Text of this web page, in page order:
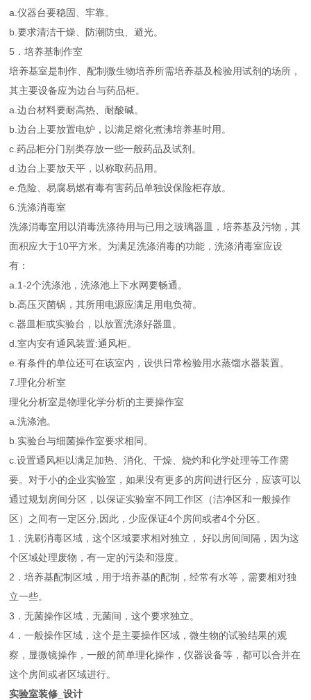
a.仪器台要稳固、牢靠。
b.要求清洁干燥、防潮防虫、避光。
5．培养基制作室
培养基室是制作、配制微生物培养所需培养基及检验用试剂的场所，
其主要设备应为边台与药品柜。
a.边台材料要耐高热、耐酸碱。
b.边台上要放置电炉，以满足熔化煮沸培养基时用。
c.药品柜分门别类存放一些一般药品及试剂。
d.边台上要放天平，以称取药品用。
e.危险、易腐易燃有毒有害药品单独设保险柜存放。
6.洗涤消毒室
洗涤消毒室用以消毒洗涤待用与已用之玻璃器皿，培养基及污物，其
面积应大于10平方米。为满足洗涤消毒的功能，洗涤消毒室应设
有：
a.1-2个洗涤池，洗涤池上下水网要畅通。
b.高压灭菌锅，其所用电源应满足用电负荷。
c.器皿柜或实验台，以放置洗涤好器皿。
d.室内安有通风装置:通风柜。
e.有条件的单位还可在该室内，设供日常检验用水蒸馏水器装置。
7.理化分析室
理化分析室是物理化学分析的主要操作室
a.洗涤池。
b.实验台与细菌操作室要求相同。
c.设置通风柜以满足加热、消化、干燥、烧灼和化学处理等工作需
要。对于小的企业实验室，如果没有更多的房间进行区分，应该可以
通过规划房间分区，以保证实验室不同工作区（洁净区和一般操作
区）之间有一定区分,因此，少应保证4个房间或者4个分区。
1．洗刷消毒区域，这个区域要求相对独立，.好以房间间隔，因为这
个区域处理废物，有一定的污染和湿度。
2．培养基配制区域，用于培养基的配制，经常有水等，需要相对独
立一些。
3．无菌操作区域，无菌间，这个要求独立。
4．一般操作区域，这个是主要操作区域，微生物的试验结果的观
察，显微镜操作，一般的简单理化操作，仪器设备等，都可以合并在
这个房间或者区域进行。
实验室装修_设计